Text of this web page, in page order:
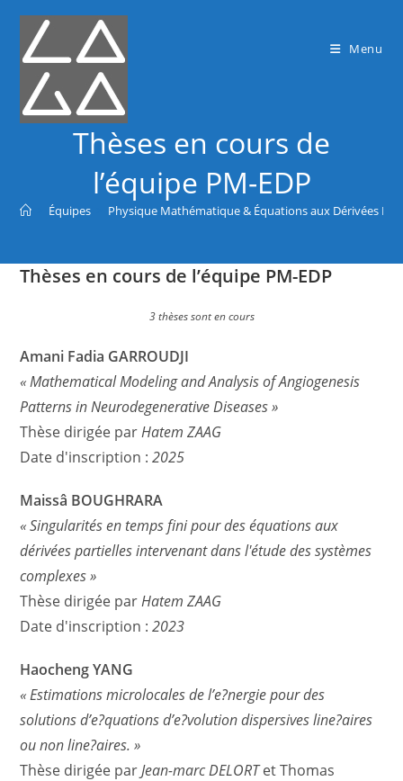
Menu
Thèses en cours de
l’équipe PM-EDP
Équipes Physique Mathématique & Équations aux Dérivées
Thèses en cours de l’équipe PM-EDP
3 thèses sont en cours
Amani Fadia GARROUDJI
« Mathematical Modeling and Analysis of Angiogenesis
Patterns in Neurodegenerative Diseases »
Thèse dirigée parHatem ZAAG
Date d'inscription :2025
Maissâ BOUGHRARA
« Singularités en temps fini pour des équations aux
dérivées partielles intervenant dans l'étude des systèmes
complexes »
Thèse dirigée parHatem ZAAG
Date d'inscription :2023
Haocheng YANG
« Estimations microlocales de l’e?nergie pour des
solutions d’e?quations d’e?volution dispersives line?aires
ou non line?aires. »
Thèse dirigée parJean-marc DELORTet Thomas